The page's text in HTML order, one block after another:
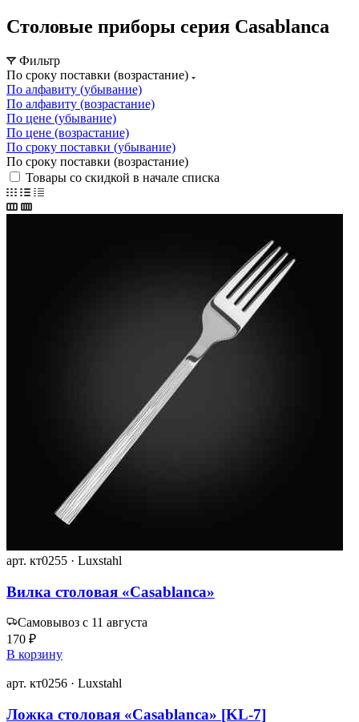
Столовые приборы серия Casablanca
Фильтр
По сроку поставки (возрастание)
По алфавиту (убывание)
По алфавиту (возрастание)
По цене (убывание)
По цене (возрастание)
По сроку поставки (убывание)
По сроку поставки (возрастание)
Товары со скидкой в начале списка
арт. кт0255 · Luxstahl
Вилка столовая «Casablanca»
Самовывоз с 11 августа
170 ₽
В корзину
арт. кт0256 · Luxstahl
Ложка столовая «Casablanca» [KL-7]